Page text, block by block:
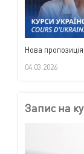
Нова
04.03.2026
Запис на